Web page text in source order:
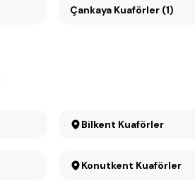
Çankaya Kuaförler (1)
Bilkent Kuaförler
Konutkent Kuaförler